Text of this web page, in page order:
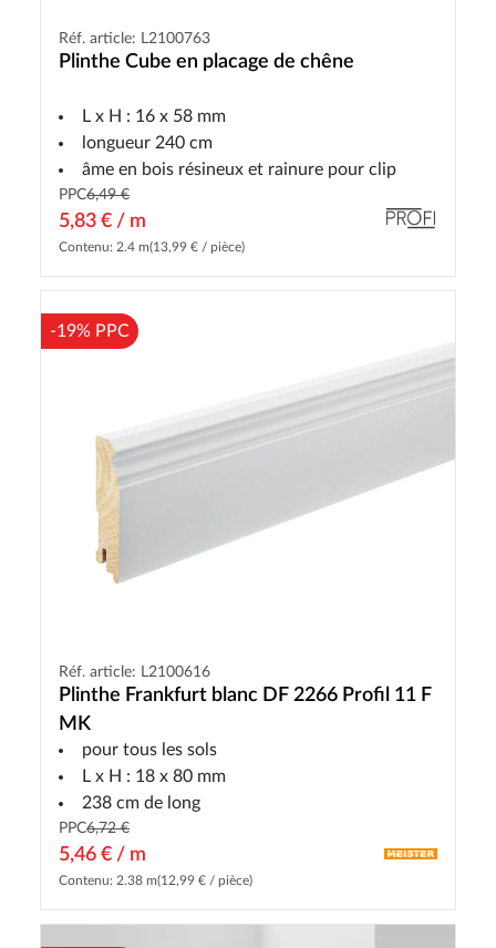
Réf. article: L2100763
Plinthe Cube en placage de chêne
L x H : 16 x 58 mm
longueur 240 cm
âme en bois résineux et rainure pour clip
PPC6,49 €
5,83 € / m
Contenu: 2.4 m(13,99 € / pièce)
-19% PPC
Réf. article: L2100616
Plinthe Frankfurt blanc DF 2266 Profil 11 F
MK
pour tous les sols
L x H : 18 x 80 mm
238 cm de long
PPC6,72 €
5,46 € / m
Contenu: 2.38 m(12,99 € / pièce)